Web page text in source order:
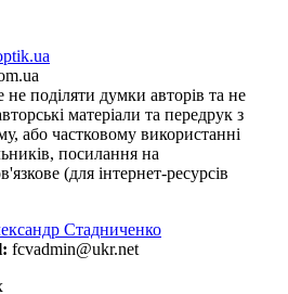
не поділяти думки авторів та не
матеріали та передрук з
або частковому використанні
посилання на
(для інтернет-ресурсів
Стадниченко
fcvadmin@ukr.net